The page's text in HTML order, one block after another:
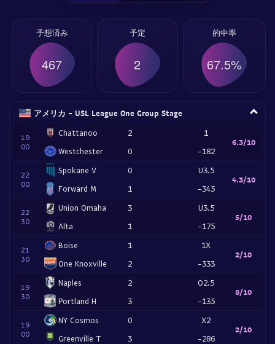
予想済み
467
予定
2
的中率
67.5%
アメリカ - USL League One Group Stage
19
00
Chattanoo
Westchester
2
0
1
-182
6.3/10
22
00
Spokane V
Forward M
0
1
U3.5
-345
4.3/10
22
30
Union Omaha
Alta
3
1
U3.5
-175
5/10
21
30
Boise
One Knoxville
1
2
1X
-333
2/10
19
30
Naples
Portland H
2
3
O2.5
-135
8/10
19
00
NY Cosmos
Greenville T
0
3
X2
-286
2/10